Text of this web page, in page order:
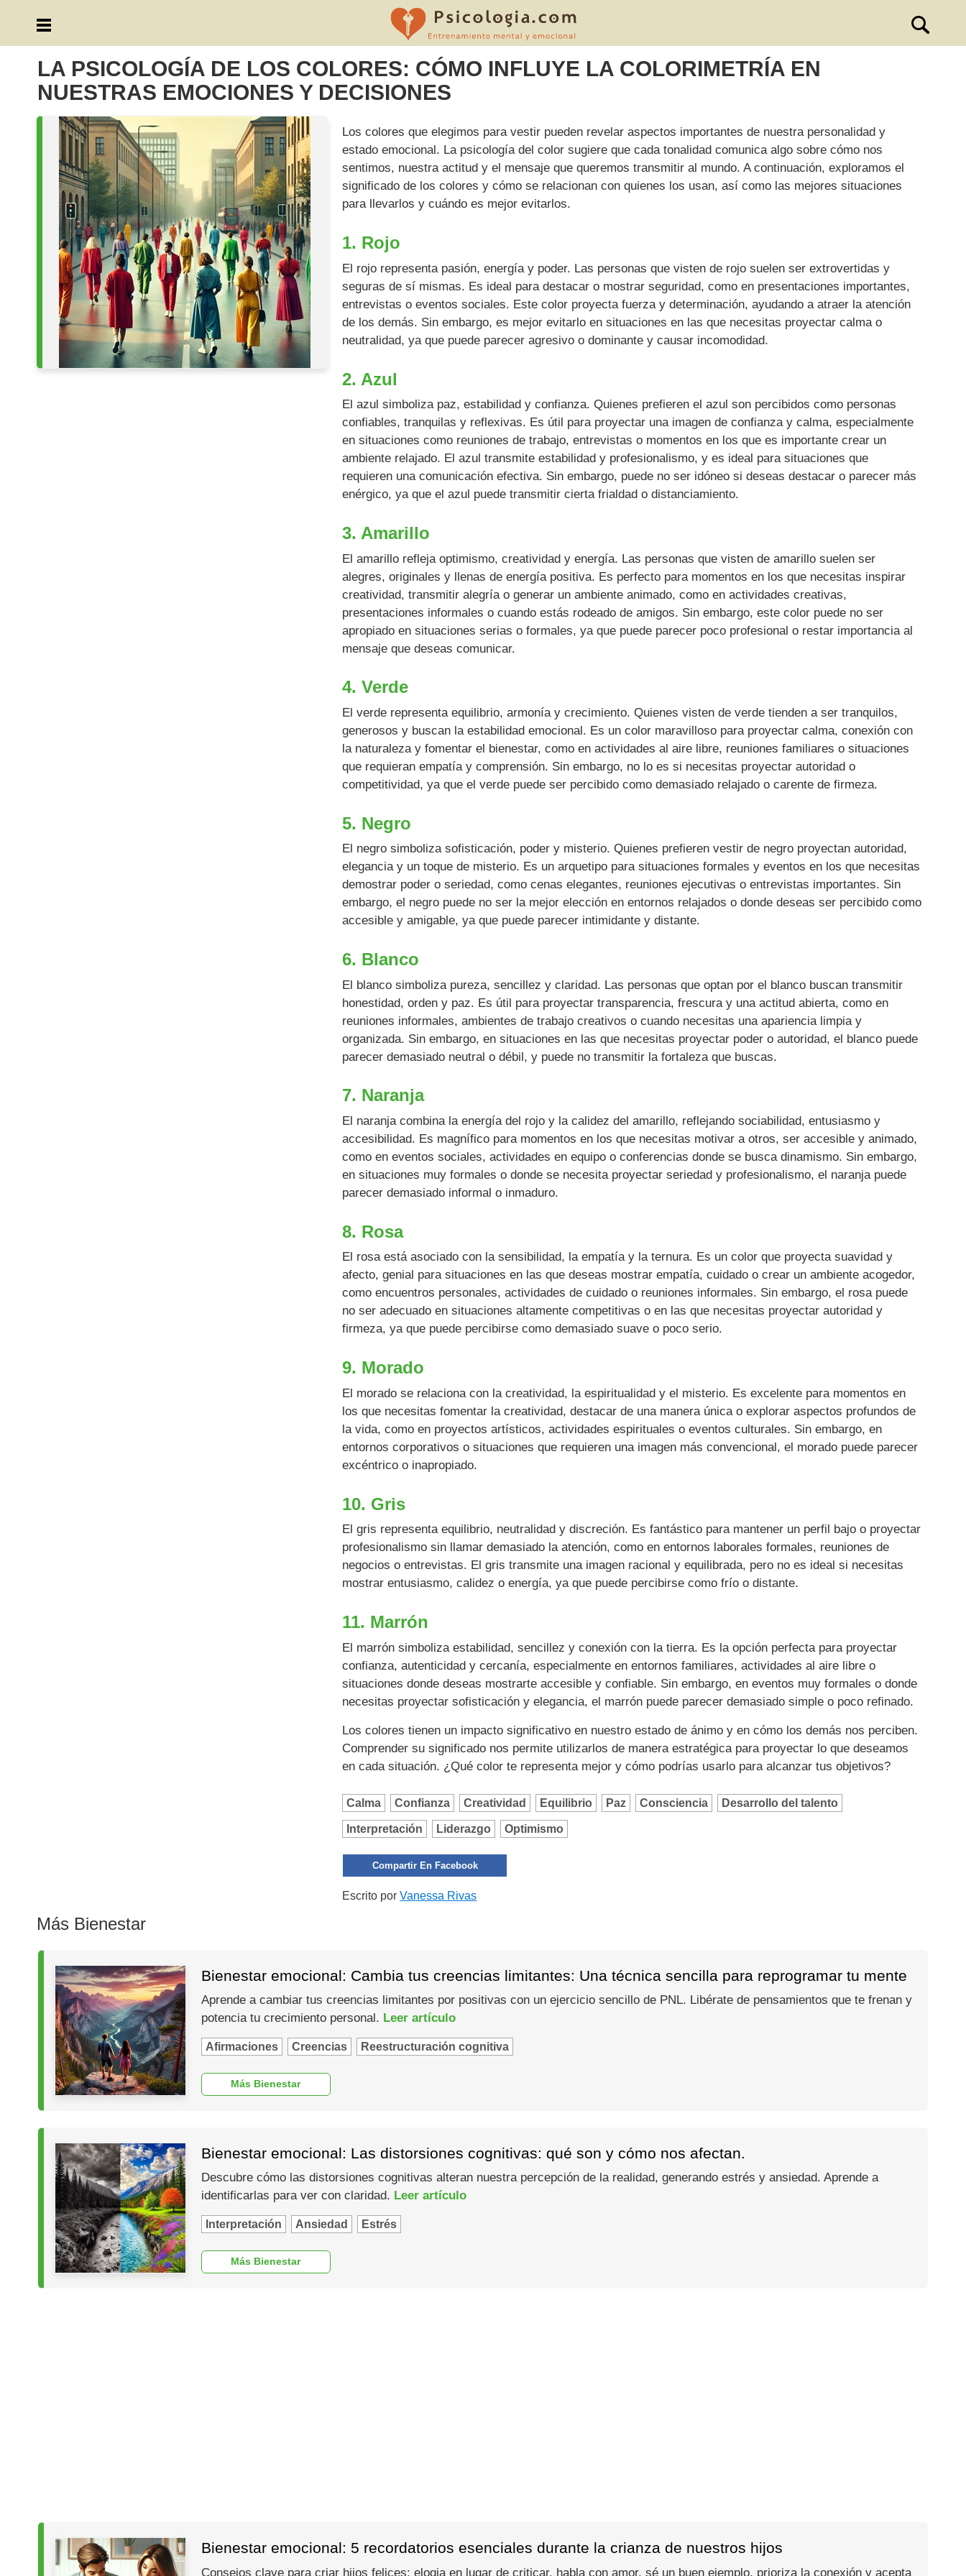
LA PSICOLOGÍA DE LOS COLORES: CÓMO INFLUYE LA COLORIMETRÍA EN
NUESTRAS EMOCIONES Y DECISIONES
Los colores que elegimos para vestir pueden revelar aspectos importantes de nuestra personalidad y
estado emocional. La psicología del color sugiere que cada tonalidad comunica algo sobre cómo nos
sentimos, nuestra actitud y el mensaje que queremos transmitir al mundo. A continuación, exploramos el
significado de los colores y cómo se relacionan con quienes los usan, así como las mejores situaciones
para llevarlos y cuándo es mejor evitarlos.
1. Rojo
El rojo representa pasión, energía y poder. Las personas que visten de rojo suelen ser extrovertidas y
seguras de sí mismas. Es ideal para destacar o mostrar seguridad, como en presentaciones importantes,
entrevistas o eventos sociales. Este color proyecta fuerza y determinación, ayudando a atraer la atención
de los demás. Sin embargo, es mejor evitarlo en situaciones en las que necesitas proyectar calma o
neutralidad, ya que puede parecer agresivo o dominante y causar incomodidad.
2. Azul
El azul simboliza paz, estabilidad y confianza. Quienes prefieren el azul son percibidos como personas
confiables, tranquilas y reflexivas. Es útil para proyectar una imagen de confianza y calma, especialmente
en situaciones como reuniones de trabajo, entrevistas o momentos en los que es importante crear un
ambiente relajado. El azul transmite estabilidad y profesionalismo, y es ideal para situaciones que
requieren una comunicación efectiva. Sin embargo, puede no ser idóneo si deseas destacar o parecer más
enérgico, ya que el azul puede transmitir cierta frialdad o distanciamiento.
3. Amarillo
El amarillo refleja optimismo, creatividad y energía. Las personas que visten de amarillo suelen ser
alegres, originales y llenas de energía positiva. Es perfecto para momentos en los que necesitas inspirar
creatividad, transmitir alegría o generar un ambiente animado, como en actividades creativas,
presentaciones informales o cuando estás rodeado de amigos. Sin embargo, este color puede no ser
apropiado en situaciones serias o formales, ya que puede parecer poco profesional o restar importancia al
mensaje que deseas comunicar.
4. Verde
El verde representa equilibrio, armonía y crecimiento. Quienes visten de verde tienden a ser tranquilos,
generosos y buscan la estabilidad emocional. Es un color maravilloso para proyectar calma, conexión con
la naturaleza y fomentar el bienestar, como en actividades al aire libre, reuniones familiares o situaciones
que requieran empatía y comprensión. Sin embargo, no lo es si necesitas proyectar autoridad o
competitividad, ya que el verde puede ser percibido como demasiado relajado o carente de firmeza.
5. Negro
El negro simboliza sofisticación, poder y misterio. Quienes prefieren vestir de negro proyectan autoridad,
elegancia y un toque de misterio. Es un arquetipo para situaciones formales y eventos en los que necesitas
demostrar poder o seriedad, como cenas elegantes, reuniones ejecutivas o entrevistas importantes. Sin
embargo, el negro puede no ser la mejor elección en entornos relajados o donde deseas ser percibido como
accesible y amigable, ya que puede parecer intimidante y distante.
6. Blanco
El blanco simboliza pureza, sencillez y claridad. Las personas que optan por el blanco buscan transmitir
honestidad, orden y paz. Es útil para proyectar transparencia, frescura y una actitud abierta, como en
reuniones informales, ambientes de trabajo creativos o cuando necesitas una apariencia limpia y
organizada. Sin embargo, en situaciones en las que necesitas proyectar poder o autoridad, el blanco puede
parecer demasiado neutral o débil, y puede no transmitir la fortaleza que buscas.
7. Naranja
El naranja combina la energía del rojo y la calidez del amarillo, reflejando sociabilidad, entusiasmo y
accesibilidad. Es magnífico para momentos en los que necesitas motivar a otros, ser accesible y animado,
como en eventos sociales, actividades en equipo o conferencias donde se busca dinamismo. Sin embargo,
en situaciones muy formales o donde se necesita proyectar seriedad y profesionalismo, el naranja puede
parecer demasiado informal o inmaduro.
8. Rosa
El rosa está asociado con la sensibilidad, la empatía y la ternura. Es un color que proyecta suavidad y
afecto, genial para situaciones en las que deseas mostrar empatía, cuidado o crear un ambiente acogedor,
como encuentros personales, actividades de cuidado o reuniones informales. Sin embargo, el rosa puede
no ser adecuado en situaciones altamente competitivas o en las que necesitas proyectar autoridad y
firmeza, ya que puede percibirse como demasiado suave o poco serio.
9. Morado
El morado se relaciona con la creatividad, la espiritualidad y el misterio. Es excelente para momentos en
los que necesitas fomentar la creatividad, destacar de una manera única o explorar aspectos profundos de
la vida, como en proyectos artísticos, actividades espirituales o eventos culturales. Sin embargo, en
entornos corporativos o situaciones que requieren una imagen más convencional, el morado puede parecer
excéntrico o inapropiado.
10. Gris
El gris representa equilibrio, neutralidad y discreción. Es fantástico para mantener un perfil bajo o proyectar
profesionalismo sin llamar demasiado la atención, como en entornos laborales formales, reuniones de
negocios o entrevistas. El gris transmite una imagen racional y equilibrada, pero no es ideal si necesitas
mostrar entusiasmo, calidez o energía, ya que puede percibirse como frío o distante.
11. Marrón
El marrón simboliza estabilidad, sencillez y conexión con la tierra. Es la opción perfecta para proyectar
confianza, autenticidad y cercanía, especialmente en entornos familiares, actividades al aire libre o
situaciones donde deseas mostrarte accesible y confiable. Sin embargo, en eventos muy formales o donde
necesitas proyectar sofisticación y elegancia, el marrón puede parecer demasiado simple o poco refinado.
Los colores tienen un impacto significativo en nuestro estado de ánimo y en cómo los demás nos perciben.
Comprender su significado nos permite utilizarlos de manera estratégica para proyectar lo que deseamos
en cada situación. ¿Qué color te representa mejor y cómo podrías usarlo para alcanzar tus objetivos?
Calma Confianza Creatividad Equilibrio Paz Consciencia Desarrollo del talento
Interpretación Liderazgo Optimismo
Compartir En Facebook
Escrito porVanessa Rivas
Más Bienestar
Bienestar emocional: Cambia tus creencias limitantes: Una técnica sencilla para reprogramar tu mente
Aprende a cambiar tus creencias limitantes por positivas con un ejercicio sencillo de PNL. Libérate de pensamientos que te frenan y
potencia tu crecimiento personal. Leer artículo
Afirmaciones Creencias Reestructuración cognitiva
Más Bienestar
Bienestar emocional: Las distorsiones cognitivas: qué son y cómo nos afectan.
Descubre cómo las distorsiones cognitivas alteran nuestra percepción de la realidad, generando estrés y ansiedad. Aprende a
identificarlas para ver con claridad. Leer artículo
Interpretación Ansiedad Estrés
Más Bienestar
Bienestar emocional: 5 recordatorios esenciales durante la crianza de nuestros hijos
Consejos clave para criar hijos felices: elogia en lugar de criticar, habla con amor, sé un buen ejemplo, prioriza la conexión y acepta